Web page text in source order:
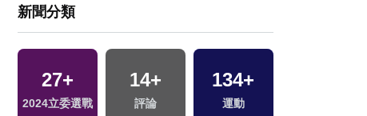
新聞分類
27+
2024立委選戰
14+
評論
134+
運動